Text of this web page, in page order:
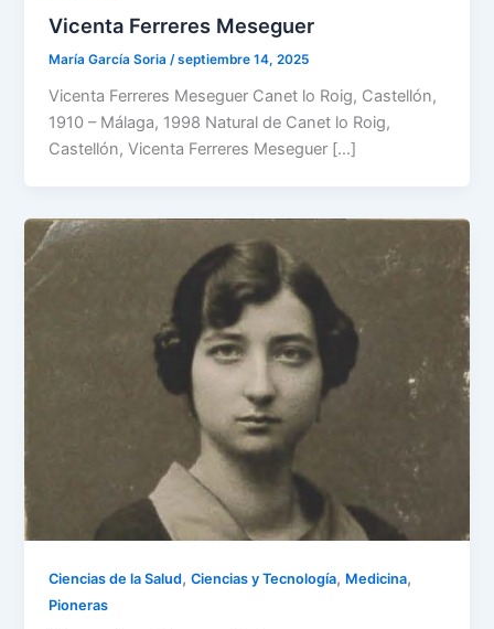
Vicenta Ferreres Meseguer
María García Soria/septiembre 14, 2025
Vicenta Ferreres Meseguer Canet lo Roig, Castellón,
1910 – Málaga, 1998 Natural de Canet lo Roig,
Castellón, Vicenta Ferreres Meseguer […]
Ciencias de la Salud,Ciencias y Tecnología, Medicina,
Pioneras